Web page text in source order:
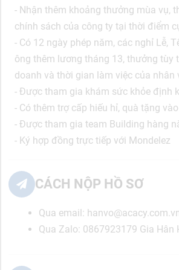
- Nhận thêm khoảng thưởng mùa vụ,
chính sách của công ty tại thời điểm
- Có 12 ngày phép năm, các nghỉ Lễ,
ông thêm lương tháng 13, thưởng tùy
doanh và thời gian làm việc của nhân
- Được tham gia khám sức khỏe định
- Có thêm trợ cấp hiếu hỉ, quà tặng
- Được tham gia team Building hàng
- Ký hợp đồng trực tiếp với Mondelez
CÁCH NỘP HỒ SƠ
Qua email:
Qua Zalo: 0867923179 Gia Hân